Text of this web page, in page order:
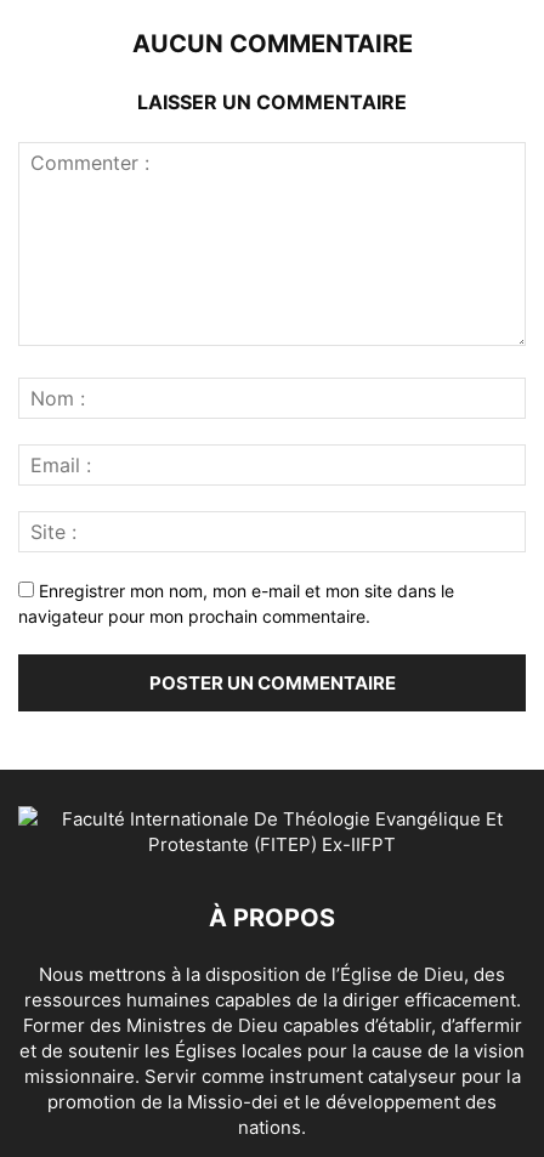
AUCUN COMMENTAIRE
LAISSER UN COMMENTAIRE
Enregistrer mon nom, mon e-mail et mon site dans le
navigateur pour mon prochain commentaire.
À PROPOS
Nous mettrons à la disposition de l’Église de Dieu, des
ressources humaines capables de la diriger efficacement.
Former des Ministres de Dieu capables d’établir, d’affermir
et de soutenir les Églises locales pour la cause de la vision
missionnaire. Servir comme instrument catalyseur pour la
promotion de la Missio-dei et le développement des
nations.